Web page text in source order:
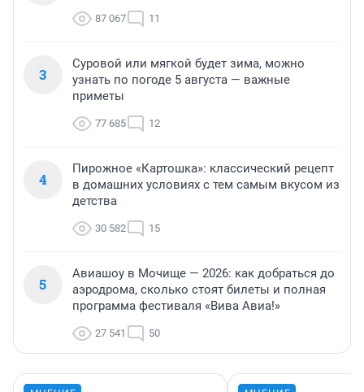
87 067 11
3
Суровой или мягкой будет зима, можно
узнать по погоде 5 августа — важные
приметы
77 685 12
4
Пирожное «Картошка»: классический рецепт
в домашних условиях с тем самым вкусом из
детства
30 582 15
5
Авиашоу в Мочище — 2026: как добраться до
аэродрома, сколько стоят билеты и полная
программа фестиваля «Вива Авиа!»
27 541 50